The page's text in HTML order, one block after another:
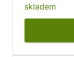
skladem